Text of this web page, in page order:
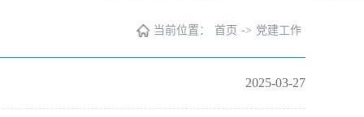
当前位置： 首页 -> 党建工作
2025-03-27